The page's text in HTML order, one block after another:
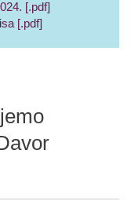
[.pdf]
[.pdf]